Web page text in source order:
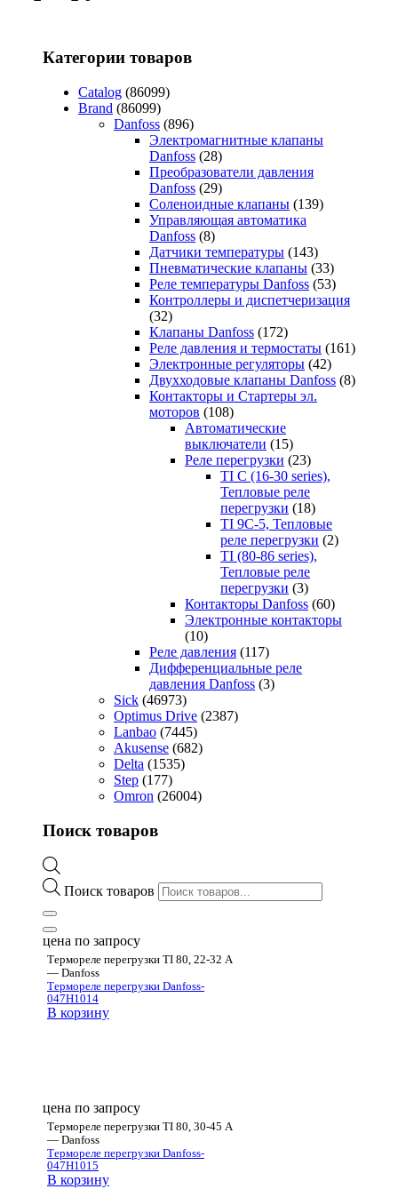
Категории товаров
Catalog (86099)
Brand (86099)
Danfoss (896)
Электромагнитные клапаны
Danfoss (28)
Преобразователи давления
Danfoss (29)
Соленоидные клапаны (139)
Управляющая автоматика
Danfoss (8)
Датчики температуры (143)
Пневматические клапаны (33)
Реле температуры Danfoss (53)
Контроллеры и диспетчеризация
(32)
Клапаны Danfoss (172)
Реле давления и термостаты (161)
Электронные регуляторы (42)
Двухходовые клапаны Danfoss (8)
Контакторы и Стартеры эл.
моторов (108)
Автоматические
выключатели (15)
Реле перегрузки (23)
TI C (16-30 series),
Тепловые реле
перегрузки (18)
TI 9C-5, Тепловые
реле перегрузки (2)
TI (80-86 series),
Тепловые реле
перегрузки (3)
Контакторы Danfoss (60)
Электронные контакторы
(10)
Реле давления (117)
Дифференциальные реле
давления Danfoss (3)
Sick (46973)
Optimus Drive (2387)
Lanbao (7445)
Akusense (682)
Delta (1535)
Step (177)
Omron (26004)
Поиск товаров
Поиск товаров
цена по запросу
Термореле перегрузки TI 80, 22-32 А
— Danfoss
Термореле перегрузки Danfoss-
047H1014
В корзину
цена по запросу
Термореле перегрузки TI 80, 30-45 А
— Danfoss
Термореле перегрузки Danfoss-
047H1015
В корзину